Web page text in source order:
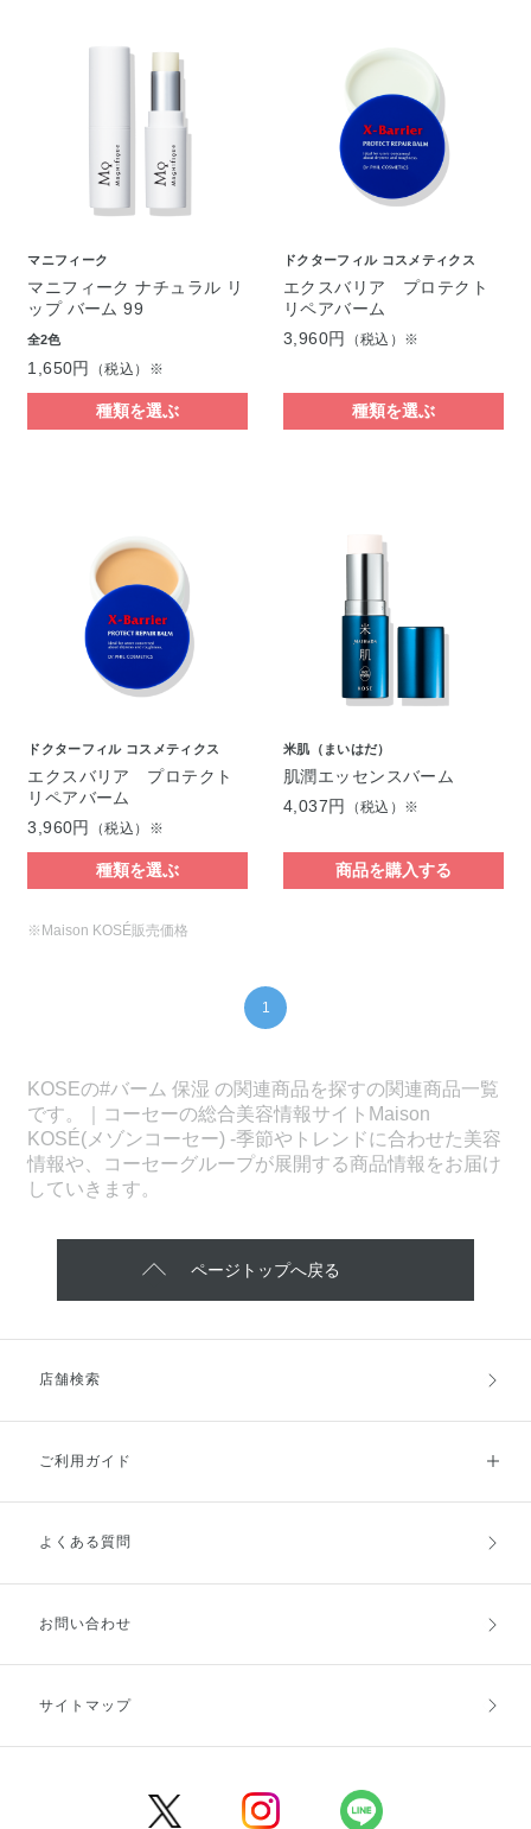
マニフィーク
マニフィーク ナチュラル リ
ップ バーム 99
全2色
1,650円 （税込）※
種類を選ぶ
ドクターフィル コスメティクス
エクスバリア プロテクト
リペアバーム
3,960円
（税込）※
種類を選ぶ
ドクターフィル コスメティクス
エクスバリア プロテクト
リペアバーム
3,960円
（税込）※
種類を選ぶ
米肌（まいはだ）
肌潤エッセンスバーム
4,037円
（税込）※
商品を購入する
※Maison KOSÉ販売価格
1
KOSEの#バーム 保湿 の関連商品を探すの関連商品一覧
です。｜コーセーの総合美容情報サイトMaison
KOSÉ(メゾンコーセー) -季節やトレンドに合わせた美容
情報や、コーセーグループが展開する商品情報をお届け
していきます。
ページトップへ戻る
店舗検索
ご利用ガイド
ご利用ガイドトップ
お支払方法
キャンセル・返品・交換
よくある質問
お問い合わせ
サイトマップ